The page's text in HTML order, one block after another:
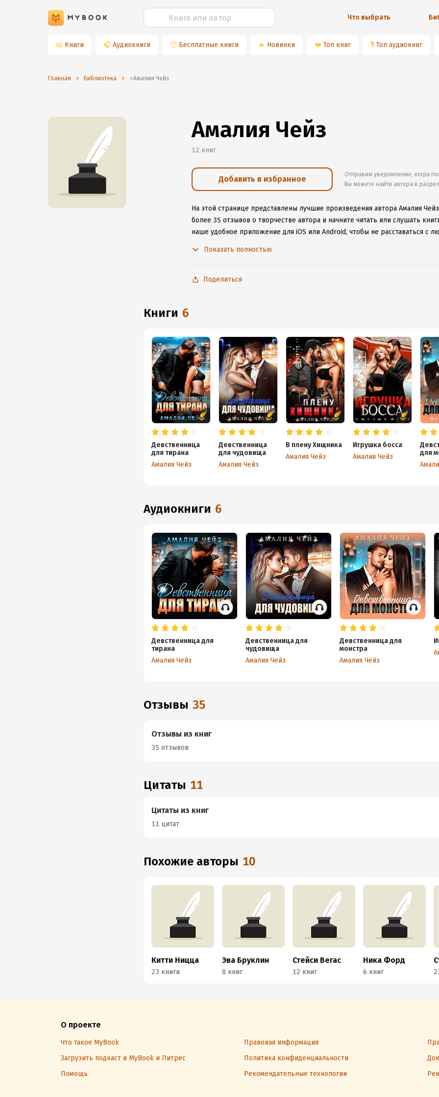
Что выбрать
📖 Книги 🎧 Аудиокниги 👌 Бесплатные книги 🔥 Новинки ❤️ Топ книг 🎙 Топ аудиокниг
Главная Библиотека ⭐️Амалия Чейз
Амалия Чейз
12 книг
Добавить в избранное
Отправим уведомление, когда
Вы можете найти автора в
На этой странице представлены лучшие произведения автора Амалия
более 35 отзывов о творчестве автора и начните читать или слушать
наше удобное приложение для iOS или Android, чтобы не расставаться с
Показать полностью
Поделиться
книги 6
Девственница
для тирана
Амалия Чейз
Девственница
для чудовища
Амалия Чейз
В плену Хищника
Амалия Чейз
Игрушка босса
Амалия Чейз
для
аудиокниги 6
Девственница для
тирана
Амалия Чейз
Девственница для
чудовища
Амалия Чейз
Девственница для
монстра
Амалия Чейз
Отзывы 35
Отзывы из книг
35 отзывов
Цитаты 11
Цитаты из книг
11 цитат
Похожие авторы 10
Китти Ницца
23 книги
Эва Бруклин
8 книг
Стейси Вегас
12 книг
Ника Форд
6 книг
О проекте
Что такое MyBook Правовая информация
Загрузить подкаст в MyBook и Литрес
Политика конфиденциальности
Помощь
Рекомендательные технологии